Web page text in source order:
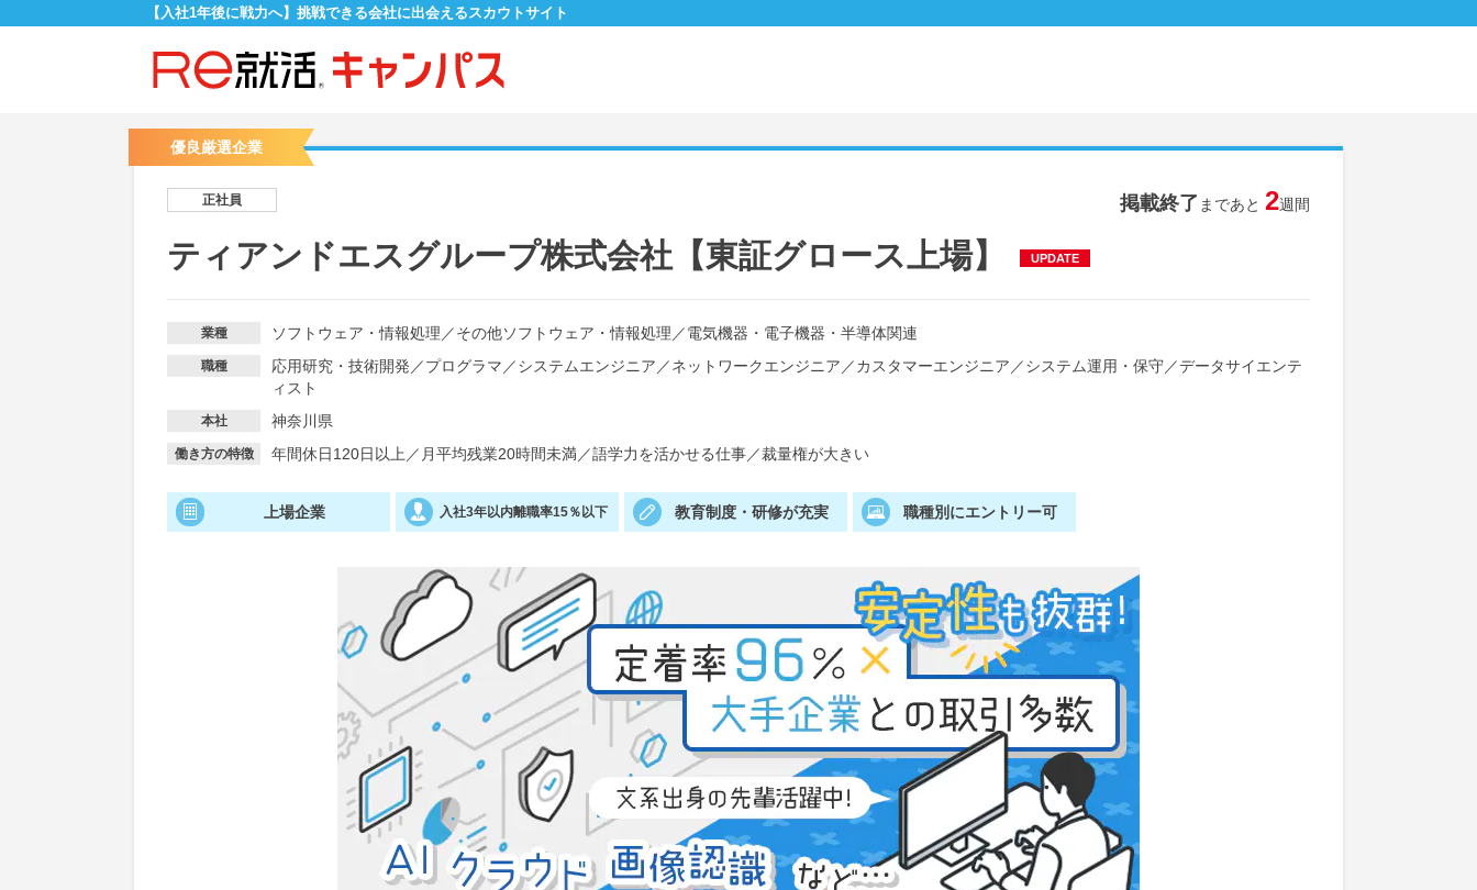
【入社1年後に戦力へ】挑戦できる会社に出会えるスカウトサイト
優良厳選企業
正社員 掲載終了 まであと 2週間
ティアンドエスグループ株式会社【東証グロース上場】 UPDATE
業種 ソフトウェア・情報処理 ／その他ソフトウェア・情報処理 ／電気機器・電子機器・半導体関連
職種 応用研究・技術開発 ／プログラマ ／システムエンジニア ／ネットワークエンジニア ／カスタマーエンジニア ／システム運用・保守／データサイエンテ
ィスト
本社 神奈川県
働き方の特徴 年間休日120日以上 ／ 月平均残業20時間未満／語学力を活かせる仕事／裁量権が大きい
上場企業 入社3年以内離職率15％以下 教育制度・研修が充実 職種別にエントリー可